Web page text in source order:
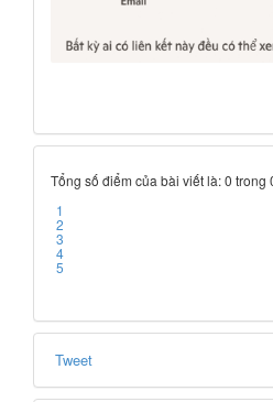
Tổng số điểm của bài viết là: 0 trong
1
2
3
4
5
Tweet